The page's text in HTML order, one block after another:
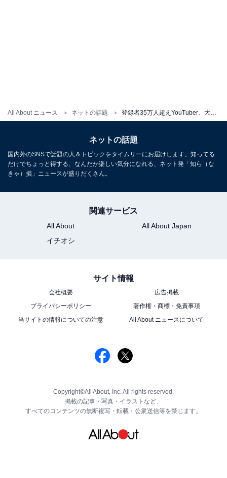
All About ニュース ネットの話題
ネットの話題
国内外のSNSで話題の人＆トピックをタイムリーにお届けします。知ってる
だけでちょっと得する、なんだか楽しい気分になれる、ネット発「知ら（な
きゃ）損」ニュースが盛りだくさん。
関連サービス
All About
All About Japan
イチオシ
サイト情報
会社概要
広告掲載
プライバシーポリシー
著作権・商標・免責事項
当サイトの情報についての注意
All About ニュースについて
Copyright©All About, Inc. All rights reserved.
掲載の記事・写真・イラストなど、
すべてのコンテンツの無断複写・転載・公衆送信等を禁じます。